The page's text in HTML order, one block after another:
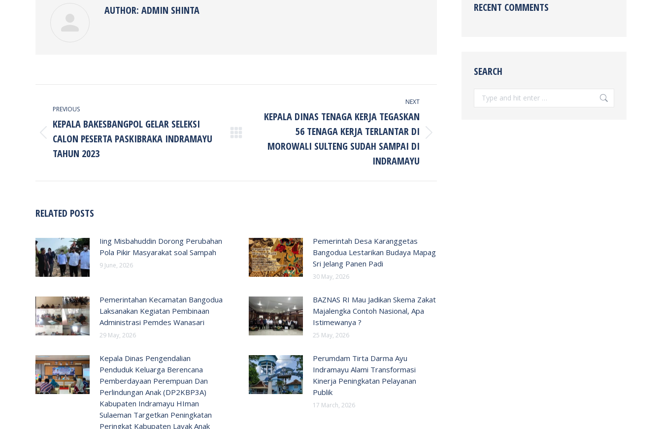
AUTHOR: ADMIN SHINTA
NAVIGATION
PREVIOUS
Previous
post:
KEPALA BAKESBANGPOL GELAR SELEKSI
CALON PESERTA PASKIBRAKA INDRAMAYU
TAHUN 2023
NEXT
post:
KEPALA DINAS TENAGA KERJA TEGASKAN
56 TENAGA KERJA TERLANTAR DI
MOROWALI SULTENG SUDAH SAMPAI DI
INDRAMAYU
RELATED POSTS
Iing Misbahuddin Dorong Perubahan
Pola Pikir Masyarakat soal Sampah
9 June, 2026
Pemerintah Desa Karanggetas
Bangodua Lestarikan Budaya Mapag
Sri Jelang Panen Padi
30 May, 2026
Pemerintahan Kecamatan Bangodua
Laksanakan Kegiatan Pembinaan
Administrasi Pemdes Wanasari
29 May, 2026
BAZNAS RI Mau Jadikan Skema Zakat
Majalengka Contoh Nasional, Apa
Istimewanya ?
25 May, 2026
Kepala Dinas Pengendalian
Penduduk Keluarga Berencana
Pemberdayaan Perempuan Dan
Perlindungan Anak (DP2KBP3A)
Kabupaten Indramayu HIman
Sulaeman Targetkan Peningkatan
Peringkat Kabupaten Layak Anak
Perumdam Tirta Darma Ayu
Indramayu Alami Transformasi
Kinerja Peningkatan Pelayanan
Publik
17 March, 2026
RECENT COMMENTS
SEARCH
Search: